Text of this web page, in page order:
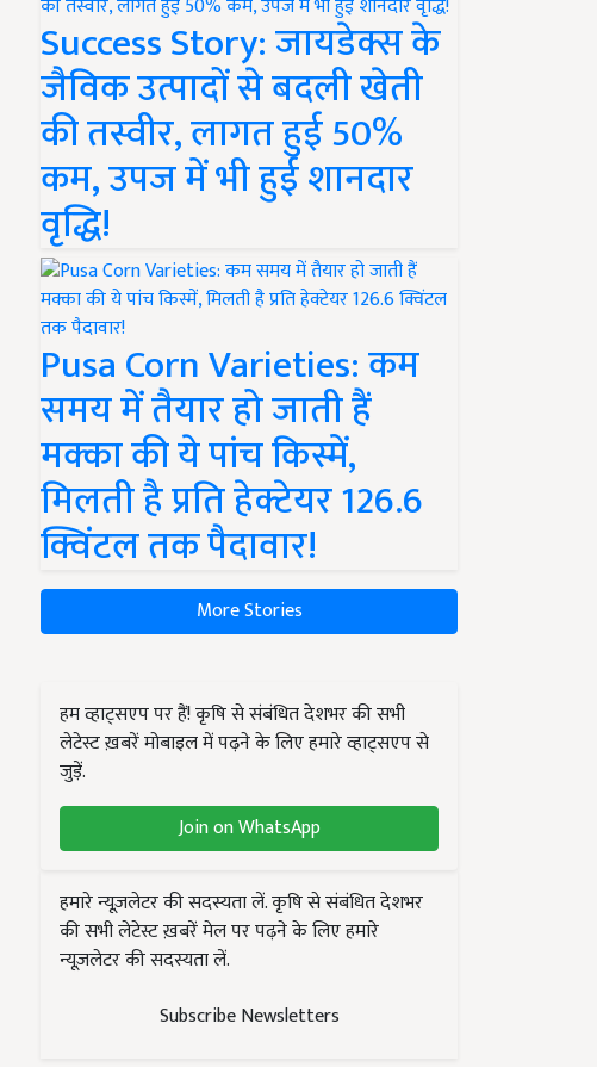
Success Story: जायडेक्स के
जैविक उत्पादों से बदली खेती
की तस्वीर, लागत हुई 50%
कम, उपज में भी हुई शानदार
वृद्धि!
Pusa Corn Varieties: कम
समय में तैयार हो जाती हैं
मक्का की ये पांच किस्में,
मिलती है प्रति हेक्टेयर 126.6
क्विंटल तक पैदावार!
More Stories
हम व्हाट्सएप पर हैं! कृषि से संबंधित देशभर की सभी
लेटेस्ट ख़बरें मोबाइल में पढ़ने के लिए हमारे व्हाट्सएप से
जुड़ें.
Join on WhatsApp
हमारे न्यूज़लेटर की सदस्यता लें. कृषि से संबंधित देशभर
की सभी लेटेस्ट ख़बरें मेल पर पढ़ने के लिए हमारे
न्यूज़लेटर की सदस्यता लें.
Subscribe Newsletters